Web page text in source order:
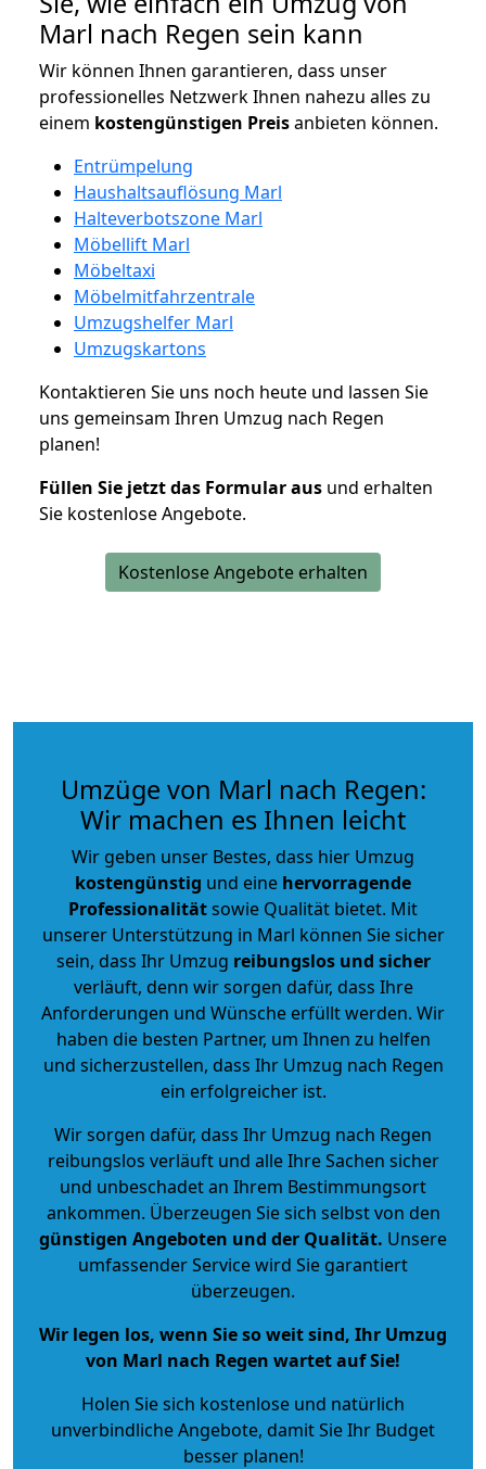
Marl nach Regen sein kann
Wir können Ihnen garantieren, dass unser
professionelles Netzwerk Ihnen nahezu alles zu
einem kostengünstigen Preisanbieten können.
Entrümpelung
Haushaltsauflösung Marl
Halteverbotszone Marl
Möbellift Marl
Möbeltaxi
Möbelmitfahrzentrale
Umzugshelfer Marl
Umzugskartons
Kontaktieren Sie uns noch heute und lassen Sie
uns gemeinsam Ihren Umzug nach Regen
planen!
Füllen Sie jetzt das Formular aus und erhalten
Sie kostenlose Angebote.
Kostenlose Angebote erhalten
Umzüge von Marl nach Regen:
Wir machen es Ihnen leicht
Wir geben unser Bestes, dass hier Umzug
kostengünstig und eine hervorragende
Professionalitätsowie Qualität bietet. Mit
unserer Unterstützung in Marl können Sie sicher
sein, dass Ihr Umzug reibungslos und sicher
verläuft, denn wir sorgen dafür, dass Ihre
Anforderungen und Wünsche erfüllt werden. Wir
haben die besten Partner, um Ihnen zu helfen
und sicherzustellen, dass Ihr Umzug nach Regen
ein erfolgreicher ist.
Wir sorgen dafür, dass Ihr Umzug nach Regen
reibungslos verläuft und alle Ihre Sachen sicher
und unbeschadet an Ihrem Bestimmungsort
ankommen. Überzeugen Sie sich selbst von den
günstigen Angeboten und der Qualität. Unsere
umfassender Service wird Sie garantiert
überzeugen.
Wir legen los, wenn Sie so weit sind, Ihr Umzug
von Marl nach Regen wartet auf Sie!
Holen Sie sich kostenlose und natürlich
unverbindliche Angebote, damit Sie Ihr Budget
besser planen!